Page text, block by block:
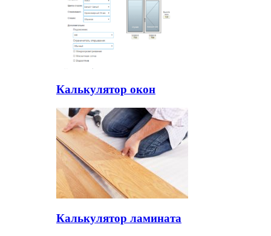
Калькулятор окон
Калькулятор ламината